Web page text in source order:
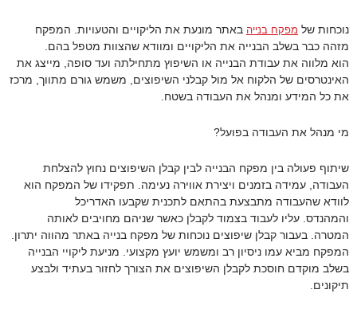
נוכחות של מפקח בנייה באתר מונעת את הליקויים והטעויות. המפקח
מזהה כבר בשלב הבנייה את הליקויים ומוודא שהצוות מטפל בהם.
הוא מלווה את עבודת הבנייה או השיפוץ מתחילתה ועד סופה, מייצג את
האינטרסים של הלקוח אל מול קבלני השיפוצים, משמש גורם מתווך, מרכז
את כל המידע ומנהל את העבודה בשטח.
מי מנהל את העבודה בפועל?
שיתוף פעולה בין מפקח הבנייה לבין קבלן השיפוצים נחוץ להצלחת
העבודה, עמידה בזמנים ויצירת אווירה נעימה. תפקידו של המפקח הוא
לוודא שהעבודה מתבצעת בהתאם לתכנית שקבעו האדריכל
והמהנדס. עליו לעבוד בצמוד לקבלן כאשר שניהם מחויבים לאותה
המטרה. בעבור קבלן שיפוצים נוכחות של מפקח בנייה באתר מהווה יתרון.
המפקח מביא עמו ניסיון רב ומשמש יועץ מקצועי. מניעת ליקויי הבנייה
בשלב מוקדם חוסכת לקבלן השיפוצים את הצורך לחזור בעתיד ולבצע
תיקונים.